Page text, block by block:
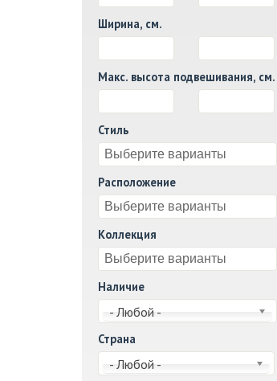
Ширина, см.
Макс. высота подвешивания, см.
Стиль
Расположение
Коллекция
Наличие
- Любой -
Страна
- Любой -